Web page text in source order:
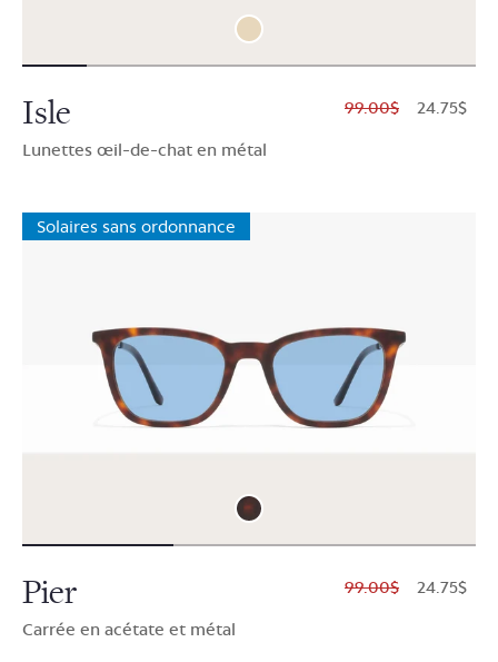
Isle
Lunettes œil-de-chat en métal
$99.00 $24.75
Solaires sans ordonnance
Pier
Carrée en acétate et métal
$99.00 $24.75